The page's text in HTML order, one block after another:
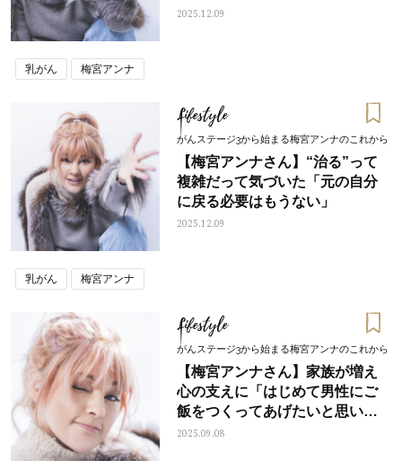
2025.12.09
乳がん 梅宮アンナ
Lifestyle
がんステージ3から始まる梅宮アンナのこれから
【梅宮アンナさん】“治る”って
複雑だって気づいた「元の自分
に戻る必要はもうない」
2025.12.09
乳がん 梅宮アンナ
Lifestyle
がんステージ3から始まる梅宮アンナのこれから
【梅宮アンナさん】家族が増え
心の支えに「はじめて男性にご
飯をつくってあげたいと思いま
した」
2025.09.08